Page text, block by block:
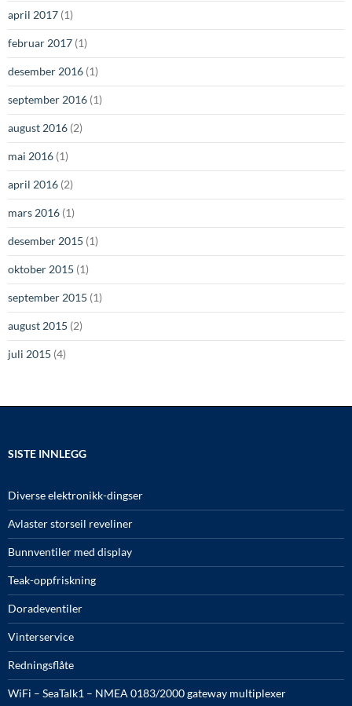
april 2017 (1)
februar 2017 (1)
desember 2016 (1)
september 2016 (1)
august 2016 (2)
mai 2016 (1)
april 2016 (2)
mars 2016 (1)
desember 2015 (1)
oktober 2015 (1)
september 2015 (1)
august 2015 (2)
juli 2015 (4)
SISTE INNLEGG
Diverse elektronikk-dingser
Avlaster storseil reveliner
Bunnventiler med display
Teak-oppfriskning
Doradeventiler
Vinterservice
Redningsflåte
WiFi – SeaTalk1 – NMEA 0183/2000 gateway multiplexer